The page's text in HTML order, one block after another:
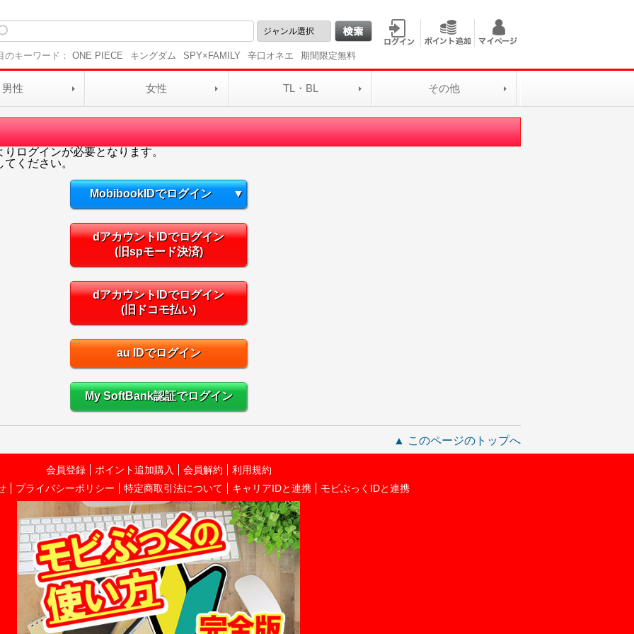
のキーワード： ONE PIECE キングダム SPY×FAMILY 辛口オネエ 期間限定無料
男性 女性 TL・BL その他
ログインが必要となります。
ください。
MobibookIDでログイン ▼
dアカウントIDでログイン
(旧spモード決済)
dアカウントIDでログイン
(旧ドコモ払い)
au IDでログイン
My SoftBank認証でログイン
▲ このページのトップへ
会員登録 ポイント追加購入 会員解約
利用規約
プライバシーポリシー 特定商取引法について キャリアIDと連携 モビぶっくIDと連携